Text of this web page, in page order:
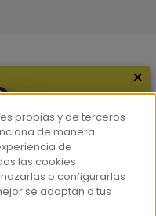
×
propias y de terceros
de manera
de
las cookies
o configurarlas
se adaptan a tus